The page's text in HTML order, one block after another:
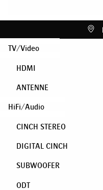
TV/Video
HDMI
ANTENNE
HiFi/Audio
CINCH STEREO
DIGITAL CINCH
SUBWOOFER
ODT